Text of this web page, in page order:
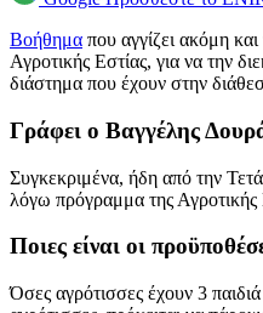
Βοήθημα που αγγίζει ακόμη
Αγροτικής Εστίας, για να την
διάστημα που έχουν στην
Γράφει ο Βαγγέλης
Συγκεκριμένα, ήδη από την
λόγω πρόγραμμα της
Ποιες είναι οι
Όσες αγρότισσες έχουν 3